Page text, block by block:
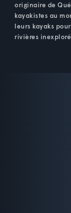
originaire de
kayakistes au
leurs kayaks
rivières